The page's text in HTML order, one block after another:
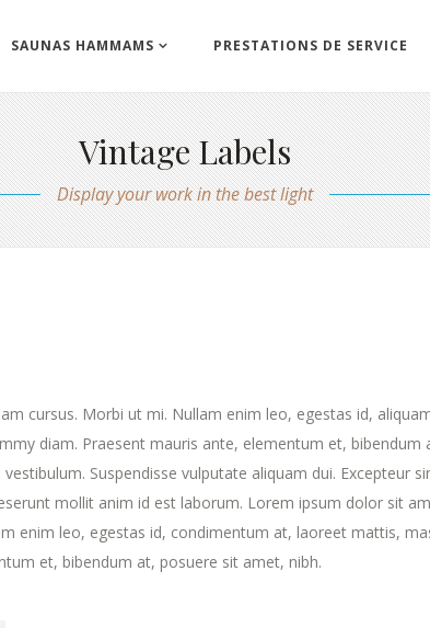
SAUNAS HAMMAMS PRESTATIONS DE SERVICE
Vintage Labels
Display your work in the best light
cursus. Morbi ut mi. Nullam enim leo, egestas id,
diam. Praesent mauris ante, elementum et, bibendum
Suspendisse vulputate aliquam dui. Excepteur
mollit anim id est laborum. Lorem ipsum dolor sit
enim leo, egestas id, condimentum at, laoreet mattis,
et, bibendum at, posuere sit amet, nibh.